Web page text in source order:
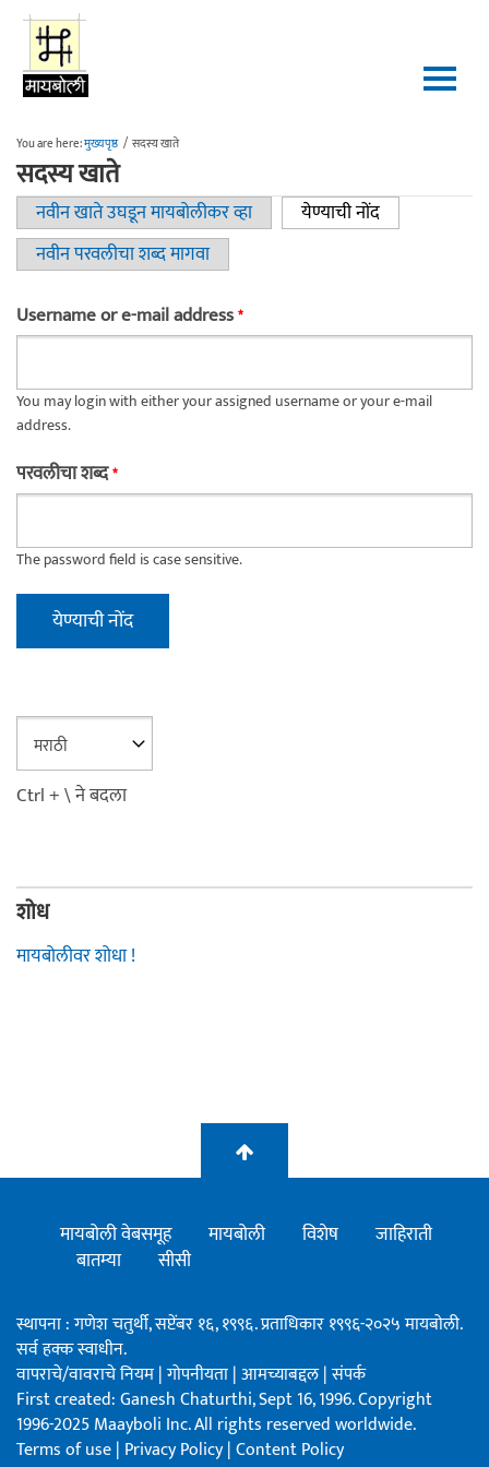
Skip to main content
You are here:मुख्यपृष्ठ / सदस्य खाते
सदस्य खाते
Primary tabs
नवीन खाते उघडून मायबोलीकर व्हा येण्याची नोंद(active tab)
नवीन परवलीचा शब्द मागवा
Username or e-mail address*
You may login with either your assigned username or your e-mail
address.
परवलीचा शब्द*
The password field is case sensitive.
Ctrl + \ ने बदला
शोध
मायबोलीवर शोधा !
मायबोली वेबसमूह मायबोली विशेष
जाहिराती
बातम्या
सीसी
स्थापना : गणेश चतुर्थी, सप्टेंबर १६, १९९६. प्रताधिकार १९९६-२०२५ मायबोली.
सर्व हक्क स्वाधीन.
वापराचे/वावराचे नियम|गोपनीयता|आमच्याबद्दल|संपर्क
First created: Ganesh Chaturthi, Sept 16, 1996. Copyright
1996-2025 Maayboli Inc. All rights reserved worldwide.
Terms of use| Privacy Policy|Content Policy